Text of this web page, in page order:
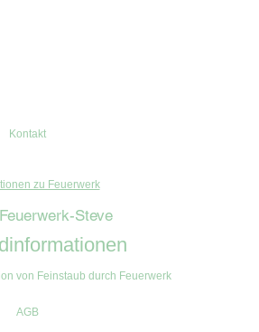
Kontakt
zu Feuerwerk
Steve
von Feinstaub durch Feuerwerk
AGB